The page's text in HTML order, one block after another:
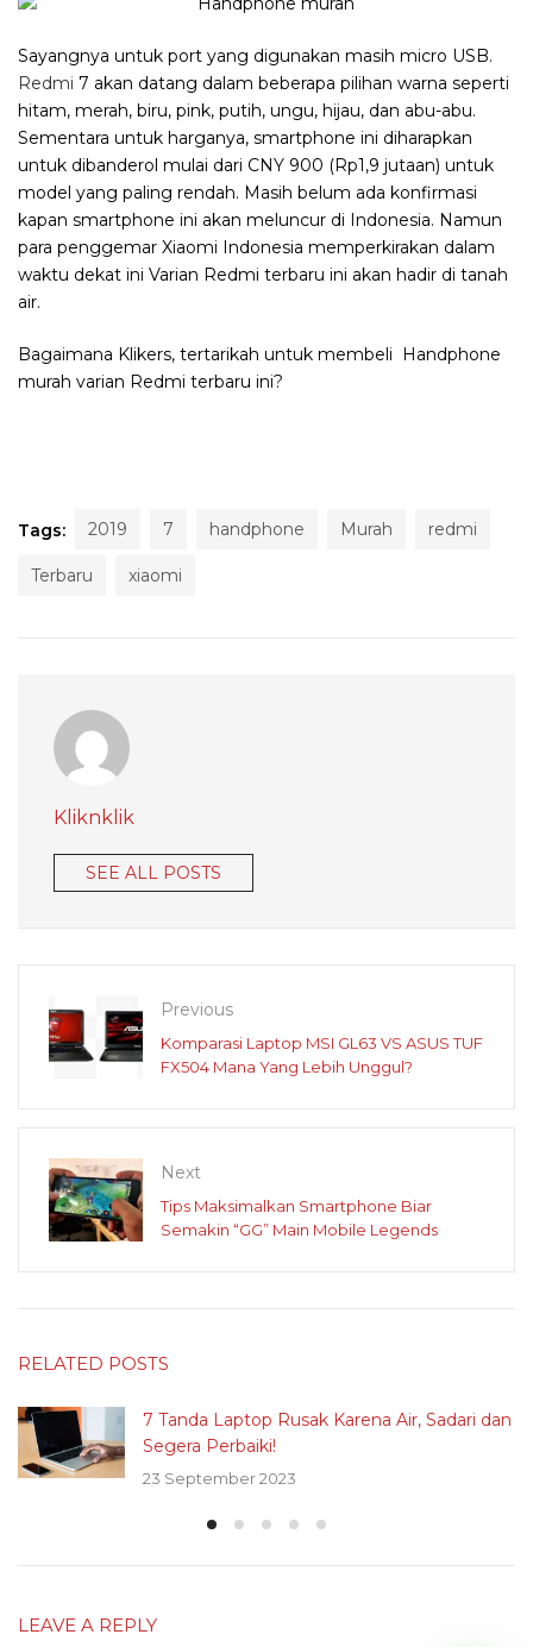
Sayangnya untuk port yang digunakan masih micro USB.
Redmi 7 akan datang dalam beberapa pilihan warna seperti
hitam, merah, biru, pink, putih, ungu, hijau, dan abu-abu.
Sementara untuk harganya, smartphone ini diharapkan
untuk dibanderol mulai dari CNY 900 (Rp1,9 jutaan) untuk
model yang paling rendah. Masih belum ada konfirmasi
kapan smartphone ini akan meluncur di Indonesia. Namun
para penggemar Xiaomi Indonesia memperkirakan dalam
waktu dekat ini Varian Redmi terbaru ini akan hadir di tanah
air.
Bagaimana Klikers, tertarikah untuk membeli Handphone
murah varian Redmi terbaru ini?
Tags: 2019 7 handphone Murah redmi
Terbaru xiaomi
Kliknklik
SEE ALL POSTS
Previous
Komparasi Laptop MSI GL63 VS ASUS TUF
FX504 Mana Yang Lebih Unggul?
Next
Tips Maksimalkan Smartphone Biar
Semakin “GG” Main Mobile Legends
RELATED POSTS
7 Tanda Laptop Rusak Karena Air, Sadari dan
Segera Perbaiki!
23 September 2023
LEAVE A REPLY